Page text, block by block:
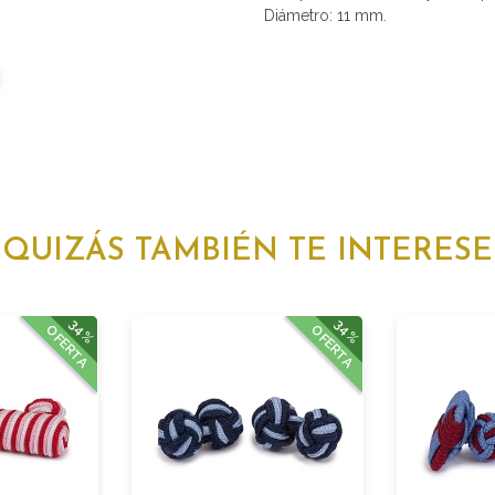
Diámetro: 11 mm.
QUIZÁS TAMBIÉN TE INTERESE
34%
OFERTA 34%
OFERTA